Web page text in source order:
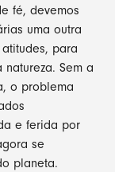
fé, devemos
uma outra
para
Sem a
o problema
e ferida por
se
planeta.